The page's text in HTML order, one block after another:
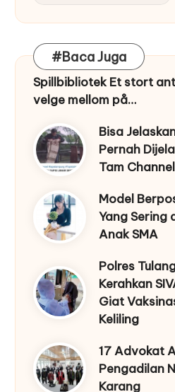
#Baca Juga
Spillbibliotek Et stort
velge mellom på…
Bisa
Pernah
Tam
Model
Yang Sering
Anak SMA
Polres
Kerahkan
Giat
Keliling
17 Advokat
Pengadilan
Karang